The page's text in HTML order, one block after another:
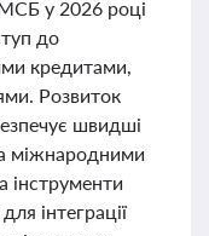
у 2026 році
до
кредитами,
Розвиток
швидші
міжнародними
інструменти
інтеграції